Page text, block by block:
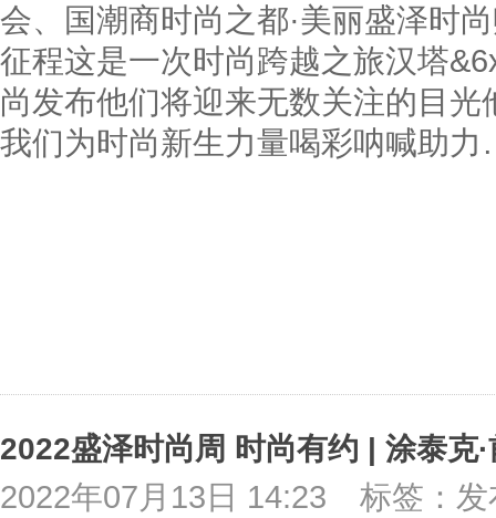
会、国潮商时尚之都·美丽盛泽时
征程这是一次时尚跨越之旅汉塔
尚发布他们将迎来无数关注的目
我们为时尚新生力量喝彩呐喊助
2022盛泽时尚周 时尚有约 | 涂泰克
2022年07月13日 14:23
标签：